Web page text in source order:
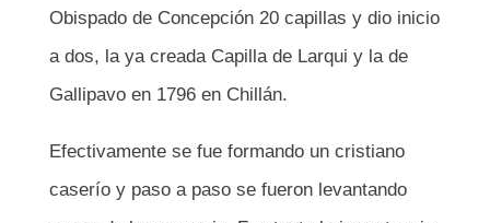
Obispado de Concepción 20 capillas y dio inicio
a dos, la ya creada Capilla de Larqui y la de
Gallipavo en 1796 en Chillán.
Efectivamente se fue formando un cristiano
caserío y paso a paso se fueron levantando